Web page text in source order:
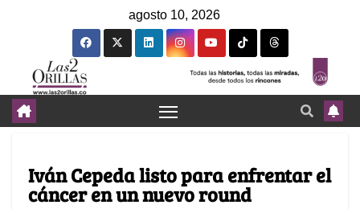
agosto 10, 2026
Iván Cepeda listo para enfrentar el
cáncer en un nuevo round